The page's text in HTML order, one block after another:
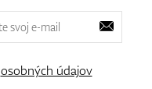
osobných údajov